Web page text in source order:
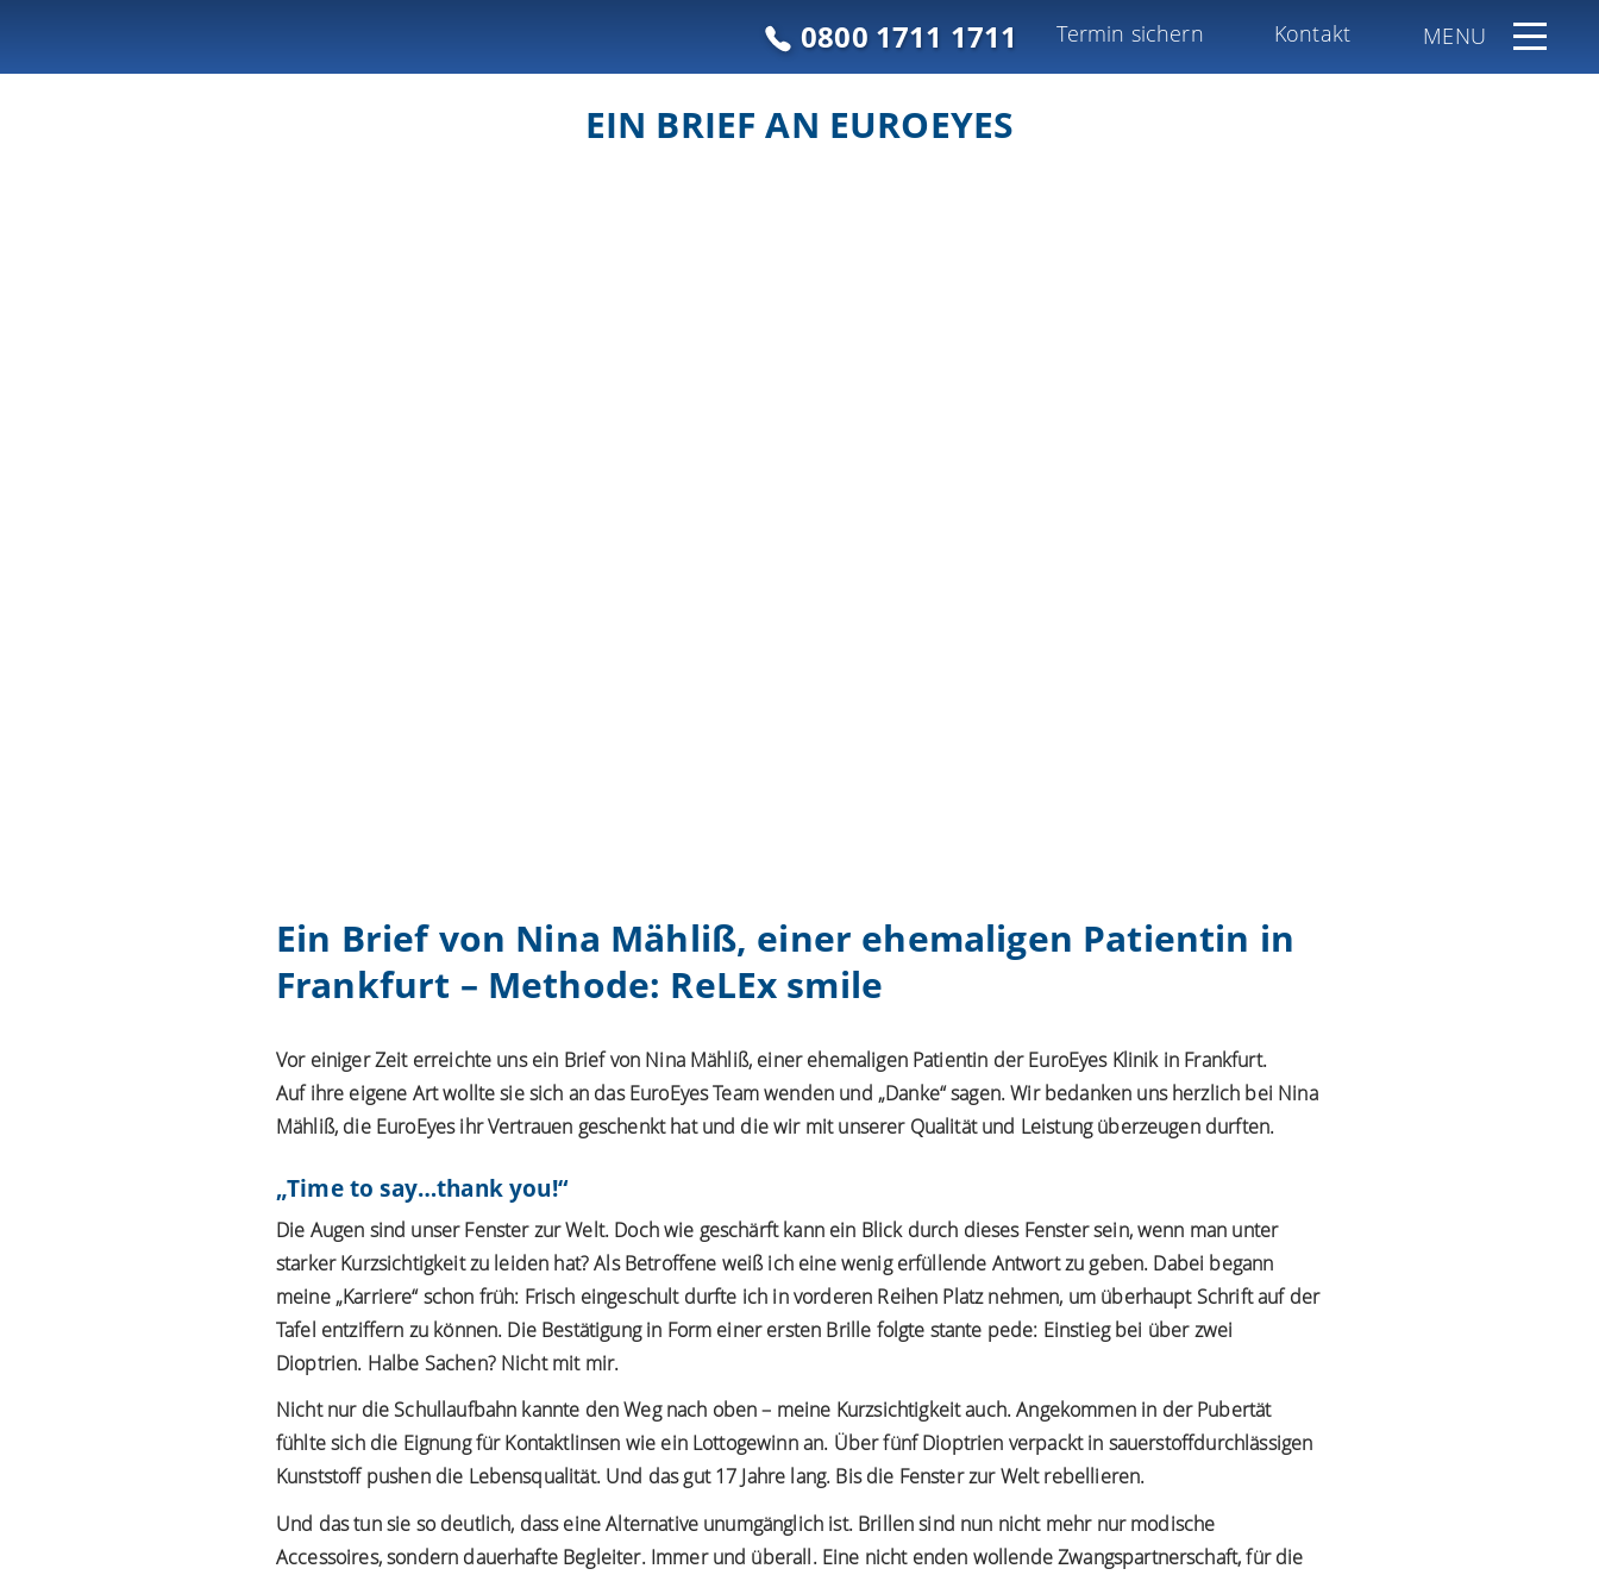
0800 1711 1711 Termin sichern Kontakt MENU
EIN BRIEF AN EUROEYES
Ein Brief von Nina Mähliß, einer ehemaligen Patientin in
Frankfurt – Methode: ReLEx smile
Vor einiger Zeit erreichte uns ein Brief von Nina Mähliß, einer ehemaligen Patientin der EuroEyes Klinik in Frankfurt.
Auf ihre eigene Art wollte sie sich an das EuroEyes Team wenden und „Danke“ sagen. Wir bedanken uns herzlich bei Nina
Mähliß, die EuroEyes ihr Vertrauen geschenkt hat und die wir mit unserer Qualität und Leistung überzeugen durften.
„Time to say…thank you!“
Die Augen sind unser Fenster zur Welt. Doch wie geschärft kann ein Blick durch dieses Fenster sein, wenn man unter
starker Kurzsichtigkeit zu leiden hat? Als Betroffene weiß ich eine wenig erfüllende Antwort zu geben. Dabei begann
meine „Karriere“ schon früh: Frisch eingeschult durfte ich in vorderen Reihen Platz nehmen, um überhaupt Schrift auf der
Tafel entziffern zu können. Die Bestätigung in Form einer ersten Brille folgte stante pede: Einstieg bei über zwei
Dioptrien. Halbe Sachen? Nicht mit mir.
Nicht nur die Schullaufbahn kannte den Weg nach oben – meine Kurzsichtigkeit auch. Angekommen in der Pubertät
fühlte sich die Eignung für Kontaktlinsen wie ein Lottogewinn an. Über fünf Dioptrien verpackt in sauerstoffdurchlässigen
Kunststoff pushen die Lebensqualität. Und das gut 17 Jahre lang. Bis die Fenster zur Welt rebellieren.
Und das tun sie so deutlich, dass eine Alternative unumgänglich ist. Brillen sind nun nicht mehr nur modische
Accessoires, sondern dauerhafte Begleiter. Immer und überall. Eine nicht enden wollende Zwangspartnerschaft, für die